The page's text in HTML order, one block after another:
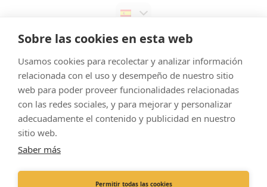
Sobre las cookies en esta web
Usamos cookies para recolectar y analizar información
relacionada con el uso y desempeño de nuestro sitio
web para poder proveer funcionalidades relacionadas
con las redes sociales, y para mejorar y personalizar
adecuadamente el contenido y publicidad en nuestro
sitio web.
Saber más
Permitir todas las cookies
Aviso legal
Cookies
Informes públicos por país (CbCR) de la UE